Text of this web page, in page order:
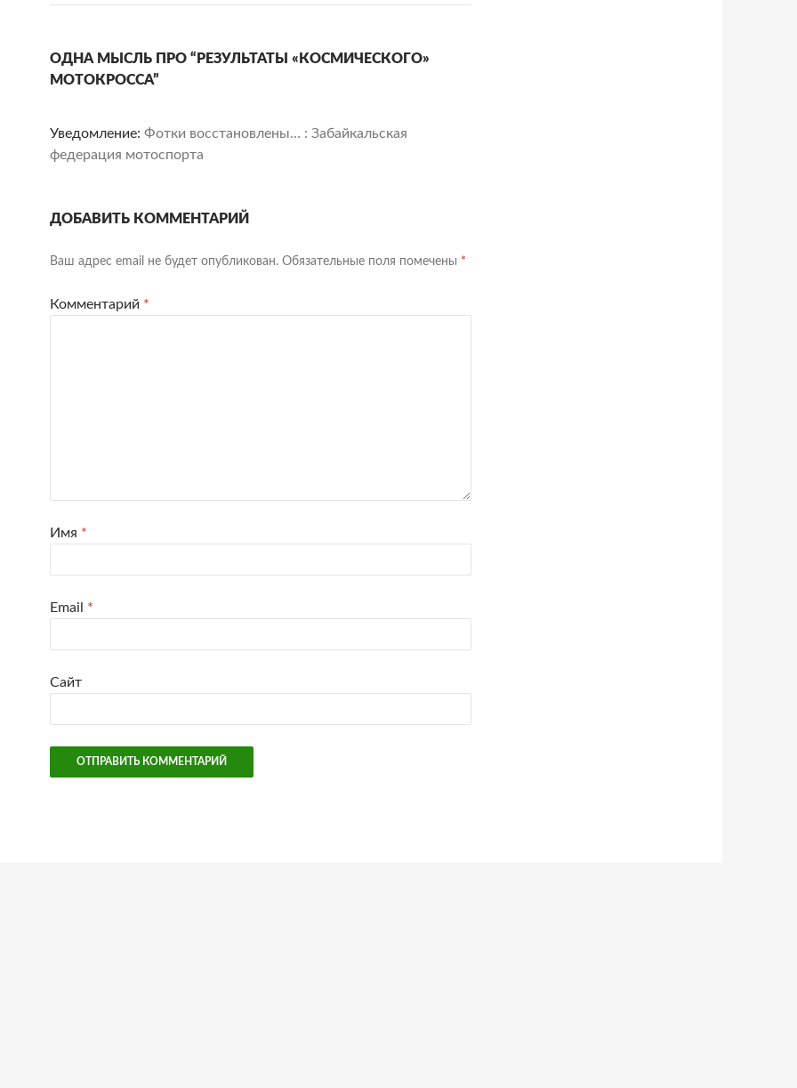
ОДНА МЫСЛЬ ПРО “РЕЗУЛЬТАТЫ «КОСМИЧЕСКОГО»
МОТОКРОССА”
Уведомление: Фотки восстановлены… : Забайкальская
федерация мотоспорта
ДОБАВИТЬ КОММЕНТАРИЙ
Ваш адрес email не будет опубликован. Обязательные поля помечены *
Комментарий *
Имя *
Email *
Сайт